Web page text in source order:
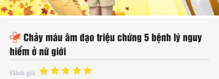
Chảy máu âm đạo triệu chứng 5 bệnh lý nguy
hiểm ở nữ giới
Đánh giá: